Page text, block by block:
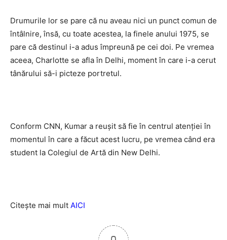
Drumurile lor se pare că nu aveau nici un punct comun de
întâlnire, însă, cu toate acestea, la finele anului 1975, se
pare că destinul i-a adus împreună pe cei doi. Pe vremea
aceea, Charlotte se afla în Delhi, moment în care i-a cerut
tânărului să-i picteze portretul.
Conform CNN, Kumar a reușit să fie în centrul atenției în
momentul în care a făcut acest lucru, pe vremea când era
student la Colegiul de Artă din New Delhi.
Citește mai mult AICI